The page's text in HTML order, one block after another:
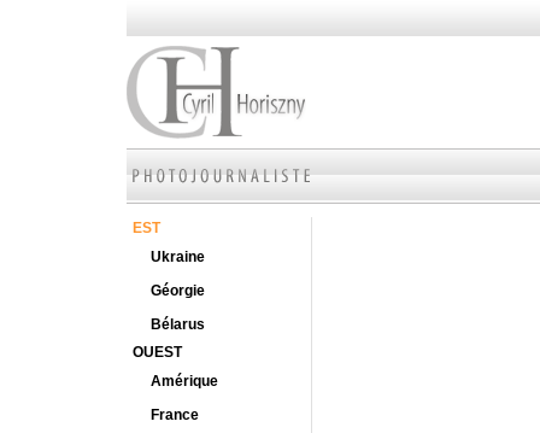
EST
Ukraine
Géorgie
Bélarus
OUEST
Amérique
France